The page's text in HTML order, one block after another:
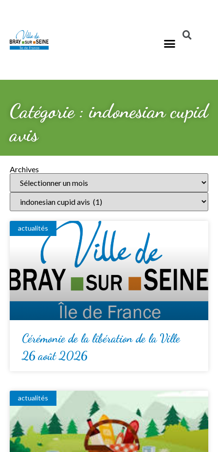
Catégorie : indonesian cupid
avis
Archives
actualités
Cérémonie de la libération de la Ville
26 août 2026
actualités